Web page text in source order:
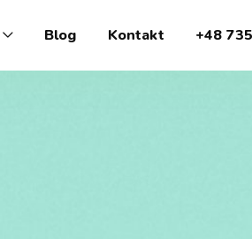
Blog Kontakt +48